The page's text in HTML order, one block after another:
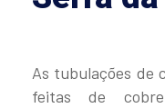
As tubulações de
feitas de